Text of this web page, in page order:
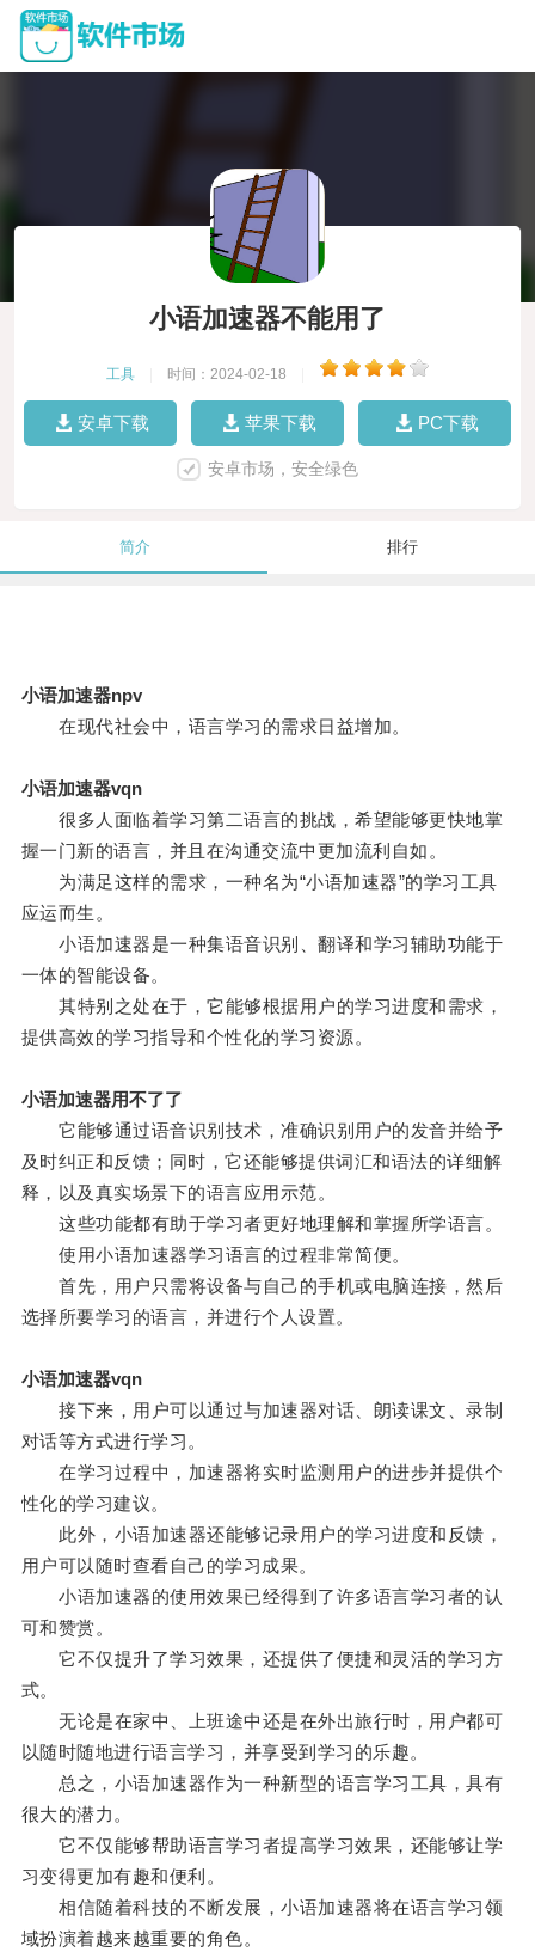
小语加速器不能用了
工具 时间：2024-02-18
安卓下载 苹果下载 PC下载
安卓市场，安全绿色
简介 排行
小语加速器npv
在现代社会中，语言学习的需求日益增加。
小语加速器vqn
很多人面临着学习第二语言的挑战，希望能够更快地掌
握一门新的语言，并且在沟通交流中更加流利自如。
为满足这样的需求，一种名为“小语加速器”的学习工具
应运而生。
小语加速器是一种集语音识别、翻译和学习辅助功能于
一体的智能设备。
其特别之处在于，它能够根据用户的学习进度和需求，
提供高效的学习指导和个性化的学习资源。
小语加速器用不了了
它能够通过语音识别技术，准确识别用户的发音并给予
及时纠正和反馈；同时，它还能够提供词汇和语法的详细解
释，以及真实场景下的语言应用示范。
这些功能都有助于学习者更好地理解和掌握所学语言。
使用小语加速器学习语言的过程非常简便。
首先，用户只需将设备与自己的手机或电脑连接，然后
选择所要学习的语言，并进行个人设置。
小语加速器vqn
接下来，用户可以通过与加速器对话、朗读课文、录制
对话等方式进行学习。
在学习过程中，加速器将实时监测用户的进步并提供个
性化的学习建议。
此外，小语加速器还能够记录用户的学习进度和反馈，
用户可以随时查看自己的学习成果。
小语加速器的使用效果已经得到了许多语言学习者的认
可和赞赏。
它不仅提升了学习效果，还提供了便捷和灵活的学习方
式。
无论是在家中、上班途中还是在外出旅行时，用户都可
以随时随地进行语言学习，并享受到学习的乐趣。
总之，小语加速器作为一种新型的语言学习工具，具有
很大的潜力。
它不仅能够帮助语言学习者提高学习效果，还能够让学
习变得更加有趣和便利。
相信随着科技的不断发展，小语加速器将在语言学习领
域扮演着越来越重要的角色。